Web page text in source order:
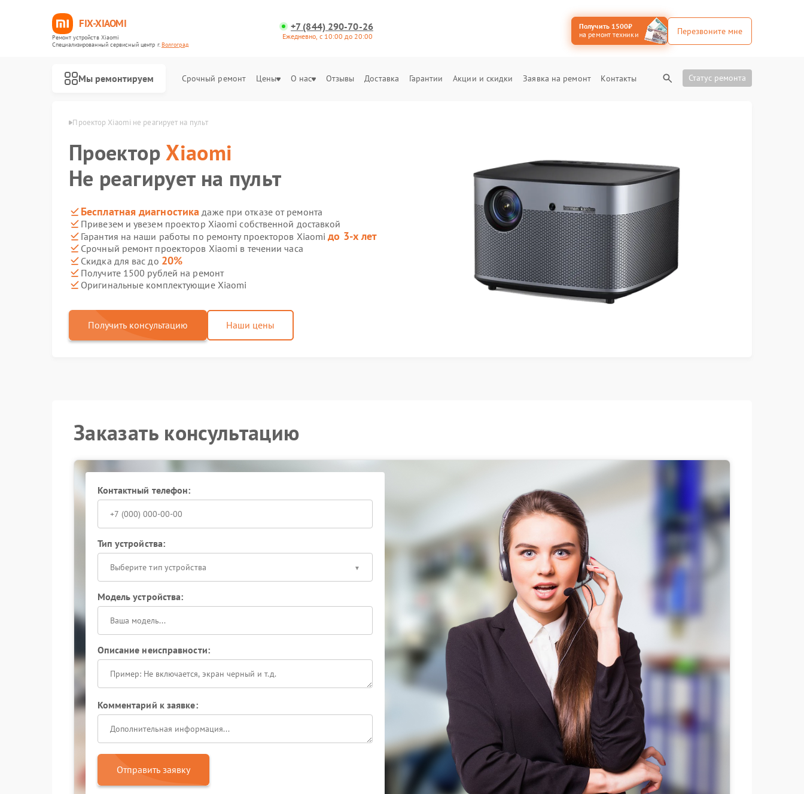
FIX-XIAOMI
Ремонт устройств Xiaomi
Специализированный cервисный центр г.Волгоград
+7 (844) 290-70-26
Ежедневно, с 10:00 до 20:00
Получить 1500₽
на ремонт техники
Перезвоните мне
Мы ремонтируем Срочный ремонт Цены О нас Отзывы Доставка Гарантии Акции и скидки Заявка на ремонт Контакты Статус ремонта
в Волгограде Проектор Xiaomi не реагирует на пульт
ПроекторXiaomi
Не реагирует на пульт
Бесплатная диагностика даже при отказе от ремонта
Привезем и увезем проектор Xiaomi собственной доставкой
Гарантия на наши работы по ремонту проекторов Xiaomiдо 3-х лет
Срочный ремонт проекторов Xiaomi в течении часа
Скидка для вас до 20%
Получите 1500 рублей на ремонт
Оригинальные комплектующие Xiaomi
Получить консультацию Наши цены
Заказать консультацию
Контактный телефон:
Тип устройства:
Выберите тип устройства
Модель устройства:
Описание неисправности:
Комментарий к заявке:
Отправить заявку